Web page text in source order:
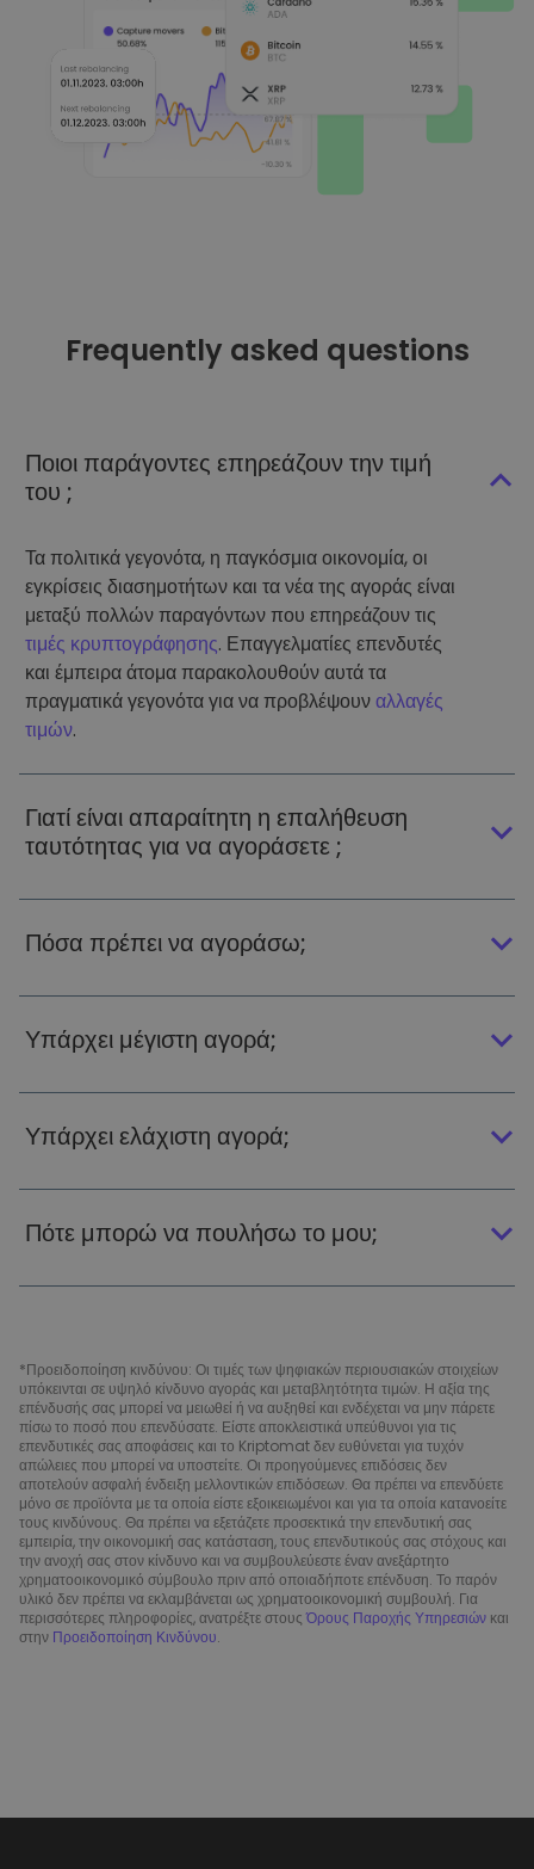
Frequently asked questions
Ποιοι παράγοντες επηρεάζουν την τιμή
του ;
Τα πολιτικά γεγονότα, η παγκόσμια οικονομία, οι
εγκρίσεις διασημοτήτων και τα νέα της αγοράς είναι
μεταξύ πολλών παραγόντων που επηρεάζουν τις
τιμές κρυπτογράφησης. Επαγγελματίες επενδυτές
και έμπειρα άτομα παρακολουθούν αυτά τα
πραγματικά γεγονότα για να προβλέψουναλλαγές
τιμών.
Γιατί είναι απαραίτητη η επαλήθευση
ταυτότητας για να αγοράσετε ;
Πόσα πρέπει να αγοράσω;
Υπάρχει μέγιστη αγορά;
Υπάρχει ελάχιστη αγορά;
Πότε μπορώ να πουλήσω το μου;
*Προειδοποίηση κινδύνου: Οι τιμές των ψηφιακών περιουσιακών στοιχείων
υπόκεινται σε υψηλό κίνδυνο αγοράς και μεταβλητότητα τιμών. Η αξία της
επένδυσής σας μπορεί να μειωθεί ή να αυξηθεί και ενδέχεται να μην πάρετε
πίσω το ποσό που επενδύσατε. Είστε αποκλειστικά υπεύθυνοι για τις
επενδυτικές σας αποφάσεις και το Kriptomat δεν ευθύνεται για τυχόν
απώλειες που μπορεί να υποστείτε. Οι προηγούμενες επιδόσεις δεν
αποτελούν ασφαλή ένδειξη μελλοντικών επιδόσεων. Θα πρέπει να επενδύετε
μόνο σε προϊόντα με τα οποία είστε εξοικειωμένοι και για τα οποία κατανοείτε
τους κινδύνους. Θα πρέπει να εξετάζετε προσεκτικά την επενδυτική σας
εμπειρία, την οικονομική σας κατάσταση, τους επενδυτικούς σας στόχους και
την ανοχή σας στον κίνδυνο και να συμβουλεύεστε έναν ανεξάρτητο
χρηματοοικονομικό σύμβουλο πριν από οποιαδήποτε επένδυση. Το παρόν
υλικό δεν πρέπει να εκλαμβάνεται ως χρηματοοικονομική συμβουλή. Για
περισσότερες πληροφορίες, ανατρέξτε στουςΌρους Παροχής Υπηρεσιών και
στην Προειδοποίηση Κινδύνου.